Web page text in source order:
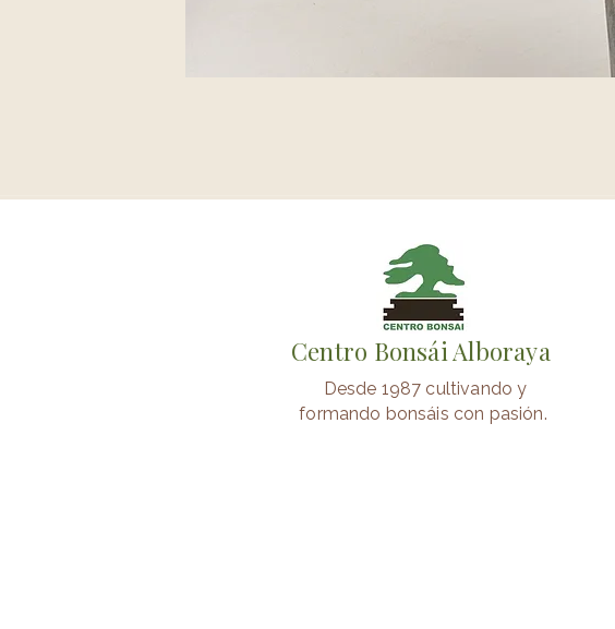
Centro Bonsái Alboraya
Desde 1987 cultivando y
formando bonsáis con pasión.